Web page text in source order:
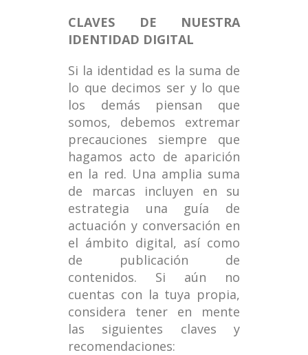
CLAVES DE NUESTRA
IDENTIDAD DIGITAL
Si la identidad es la suma de
lo que decimos ser y lo que
los demás piensan que
somos, debemos extremar
precauciones siempre que
hagamos acto de aparición
en la red. Una amplia suma
de marcas incluyen en su
estrategia una guía de
actuación y conversación en
el ámbito digital, así como
de publicación de
contenidos. Si aún no
cuentas con la tuya propia,
considera tener en mente
las siguientes claves y
recomendaciones: